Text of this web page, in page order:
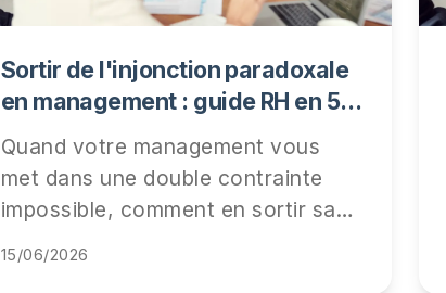
Sortir de l'injonction paradoxale
en management : guide RH en 5
étapes
Quand votre management vous
met dans une double contrainte
impossible, comment en sortir sans
15/06/2026